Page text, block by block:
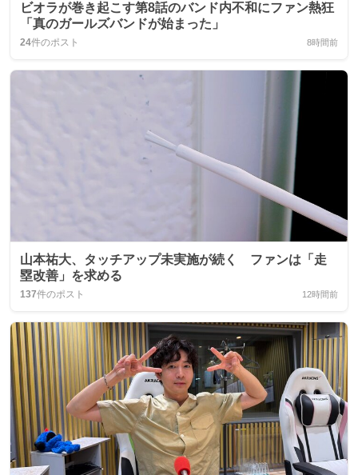
ビオラが巻き起こす第8話のバンド内不和にファン熱狂
「真のガールズバンドが始まった」
24件のポスト 8時間前
山本祐大、タッチアップ未実施が続く ファンは「走
塁改善」を求める
137件のポスト 12時間前